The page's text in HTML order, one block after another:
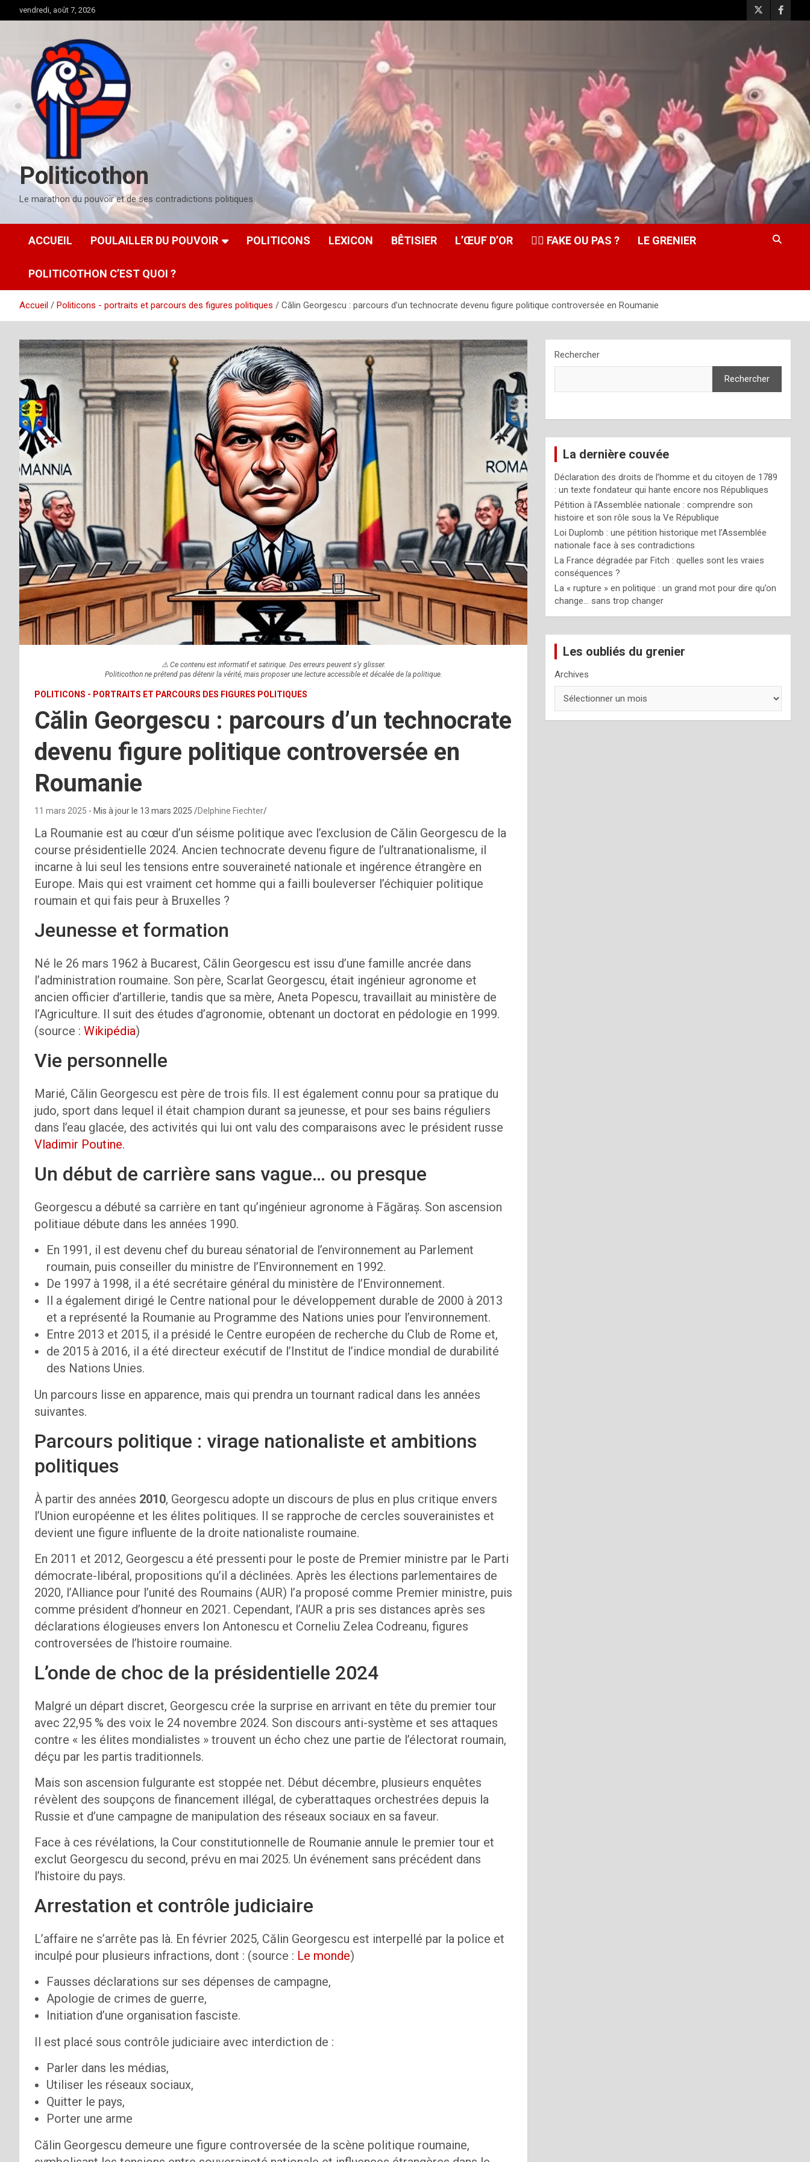
au
vendredi, août 7, 2026
Politicothon
Le marathon du pouvoir et de ses contradictions politiques
ACCUEIL POULAILLER DU POUVOIR POLITICONS LEXICON BÊTISIER L’ŒUF D’OR 🕵️‍♂️ FAKE OU PAS ? LE GRENIER
POLITICOTHON C’EST QUOI ?
Accueil Politicons - portraits et parcours des figures politiques Călin Georgescu : parcours d’un technocrate devenu figure politique controversée en Roumanie
⚠️ Ce contenu est informatif et satirique. Des erreurs peuvent s’y glisser.
Politicothon ne prétend pas détenir la vérité, mais proposer une lecture accessible et décalée de la politique.
POLITICONS - PORTRAITS ET PARCOURS DES FIGURES POLITIQUES
Călin Georgescu : parcours d’un technocrate
devenu figure politique controversée en
Roumanie
11 mars 2025 - Mis à jour le 13 mars 2025 Delphine Fiechter
La Roumanie est au cœur d’un séisme politique avec l’exclusion de Călin Georgescu de la
course présidentielle 2024. Ancien technocrate devenu figure de l’ultranationalisme, il
incarne à lui seul les tensions entre souveraineté nationale et ingérence étrangère en
Europe. Mais qui est vraiment cet homme qui a failli bouleverser l’échiquier politique
roumain et qui fais peur à Bruxelles ?
Jeunesse et formation
Né le 26 mars 1962 à Bucarest, Călin Georgescu est issu d’une famille ancrée dans
l’administration roumaine. Son père, Scarlat Georgescu, était ingénieur agronome et
ancien officier d’artillerie, tandis que sa mère, Aneta Popescu, travaillait au ministère de
l’Agriculture. Il suit des études d’agronomie, obtenant un doctorat en pédologie en 1999.
(source : Wikipédia)
Vie personnelle
Marié, Călin Georgescu est père de trois fils. Il est également connu pour sa pratique du
judo, sport dans lequel il était champion durant sa jeunesse, et pour ses bains réguliers
dans l’eau glacée, des activités qui lui ont valu des comparaisons avec le président russe
Vladimir Poutine. ​
Un début de carrière sans vague… ou presque
Georgescu a débuté sa carrière en tant qu’ingénieur agronome à Făgăraș. Son ascension
politiaue débute dans les années 1990.
En 1991, il est devenu chef du bureau sénatorial de l’environnement au Parlement
roumain, puis conseiller du ministre de l’Environnement en 1992.
De 1997 à 1998, il a été secrétaire général du ministère de l’Environnement.
Il a également dirigé le Centre national pour le développement durable de 2000 à 2013
et a représenté la Roumanie au Programme des Nations unies pour l’environnement.
Entre 2013 et 2015, il a présidé le Centre européen de recherche du Club de Rome et,
de 2015 à 2016, il a été directeur exécutif de l’Institut de l’indice mondial de durabilité
des Nations Unies. ​
Un parcours lisse en apparence, mais qui prendra un tournant radical dans les années
suivantes.
Parcours politique : virage nationaliste et ambitions
politiques
À partir des années 2010, Georgescu adopte un discours de plus en plus critique envers
l’Union européenne et les élites politiques. Il se rapproche de cercles souverainistes et
devient une figure influente de la droite nationaliste roumaine.
En 2011 et 2012, Georgescu a été pressenti pour le poste de Premier ministre par le Parti
démocrate-libéral, propositions qu’il a déclinées. Après les élections parlementaires de
2020, l’Alliance pour l’unité des Roumains (AUR) l’a proposé comme Premier ministre, puis
comme président d’honneur en 2021. Cependant, l’AUR a pris ses distances après ses
déclarations élogieuses envers Ion Antonescu et Corneliu Zelea Codreanu, figures
controversées de l’histoire roumaine. ​
L’onde de choc de la présidentielle 2024
Malgré un départ discret, Georgescu crée la surprise en arrivant en tête du premier tour
avec 22,95 % des voix le 24 novembre 2024. Son discours anti-système et ses attaques
contre « les élites mondialistes » trouvent un écho chez une partie de l’électorat roumain,
déçu par les partis traditionnels.
Mais son ascension fulgurante est stoppée net. Début décembre, plusieurs enquêtes
révèlent des soupçons de financement illégal, de cyberattaques orchestrées depuis la
Russie et d’une campagne de manipulation des réseaux sociaux en sa faveur.
Face à ces révélations, la Cour constitutionnelle de Roumanie annule le premier tour et
exclut Georgescu du second, prévu en mai 2025. Un événement sans précédent dans
l’histoire du pays.
Arrestation et contrôle judiciaire
L’affaire ne s’arrête pas là. En février 2025, Călin Georgescu est interpellé par la police et
inculpé pour plusieurs infractions, dont : (source : Le monde)
Fausses déclarations sur ses dépenses de campagne,
Apologie de crimes de guerre,
Initiation d’une organisation fasciste.
Il est placé sous contrôle judiciaire avec interdiction de :
Parler dans les médias,
Utiliser les réseaux sociaux,
Quitter le pays,
Porter une arme
Călin Georgescu demeure une figure controversée de la scène politique roumaine,
Rechercher
Rechercher
La dernière couvée
Déclaration des droits de l’homme et du citoyen de 1789
: un texte fondateur qui hante encore nos Républiques
Pétition à l’Assemblée nationale : comprendre son
histoire et son rôle sous la Ve République
Loi Duplomb : une pétition historique met l’Assemblée
nationale face à ses contradictions
La France dégradée par Fitch : quelles sont les vraies
conséquences ?
La « rupture » en politique : un grand mot pour dire qu’on
change… sans trop changer
Les oubliés du grenier
Archives